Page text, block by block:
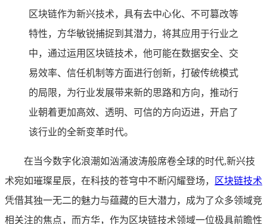
区块链作为新兴技术，具有去中心化、不可篡改等
特性，方华敏锐捕捉到其潜力，将其应用于行业之
中，通过运用区块链技术，他可能在数据安全、交
易效率、信任机制等方面进行创新，打破传统模式
的局限，为行业发展带来新的思路和方向，推动行
业朝着更加高效、透明、可信的方向迈进，开启了
该行业的全新变革时代。
在当今数字化浪潮如汹涌波涛般席卷全球的时代,新兴技
术宛如璀璨星辰，在科技的苍穹中不断闪耀登场，
区块链技术
凭借其独一无二的魅力与蕴藏的巨大潜力，成为了众多领域竞
相关注的焦点，而方华，作为区块链技术领域一位极具前瞻性